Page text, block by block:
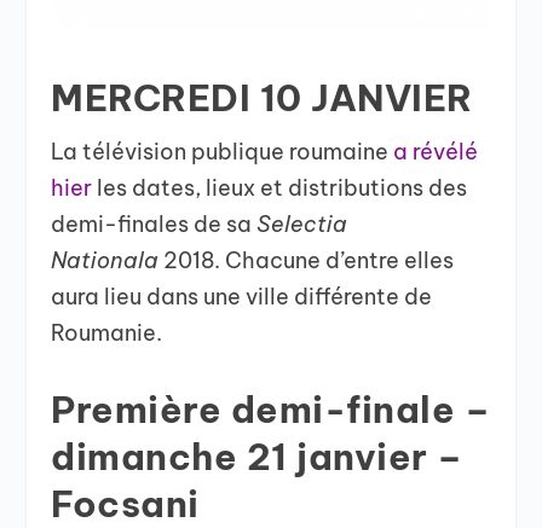
MERCREDI 10 JANVIER
La télévision publique roumaine a révélé
hier les dates, lieux et distributions des
demi-finales de saSelectia
Nationala 2018. Chacune d’entre elles
aura lieu dans une ville différente de
Roumanie.
Première demi-finale –
dimanche 21 janvier –
Focsani